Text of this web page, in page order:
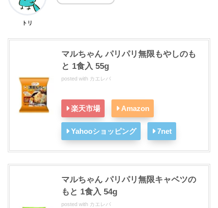
トリ
マルちゃん パリパリ無限もやしのも
と 1食入 55g
posted with カエレバ
楽天市場 Amazon
Yahooショッピング 7net
マルちゃん パリパリ無限キャベツの
もと 1食入 54g
posted with カエレバ